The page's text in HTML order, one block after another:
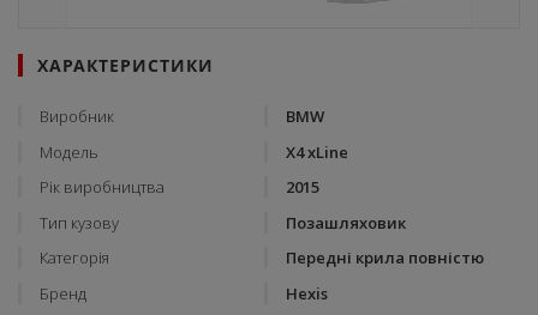
ХАРАКТЕРИСТИКИ
Виробник
BMW
Модель
X4 xLine
Рік виробництва
2015
Тип кузову
Позашляховик
Категорія
Передні крила повністю
Бренд
Hexis